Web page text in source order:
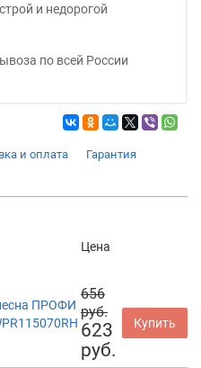
и недорогой
по всей России
и оплата Гарантия
Цена
ПРОФИ
656
руб.
623
руб.
Купить